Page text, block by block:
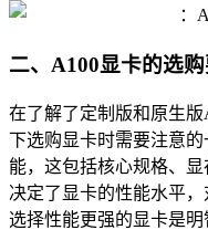
二、A100显卡的选
在了解了定制版和原生
下选购显卡时需要注意
能，这包括核心规格、
决定了显卡的性能水平
选择性能更强的显卡是明